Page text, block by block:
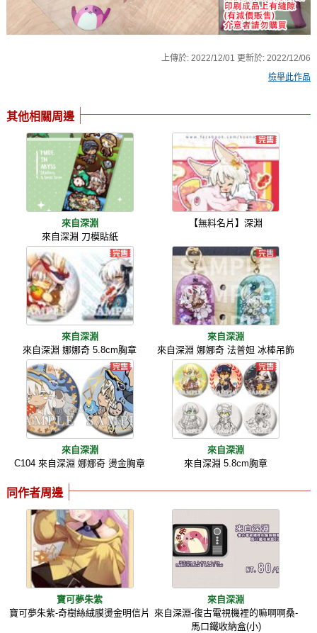
上傳於:2022/12/01 更新於:2022/12/06
檢舉此作品
其他相關周邊
來自深淵
來自深淵 刀模貼紙
【無料名片】深淵
來自深淵
來自深淵 娜娜奇 5.8cm胸章
來自深淵
來自深淵 娜娜奇 法普妲 冰棒吊飾
來自深淵
C104 來自深淵 娜娜奇 燙金胸章
來自深淵
來自深淵 5.8cm胸章
同作者周邊
寶可夢朱紫
寶可夢朱紫-奇樹絲絨膜燙金明信片
來自深淵
來自深淵-復古電視機裡的嘛啊啊桑-
馬口鐵收納盒(小)